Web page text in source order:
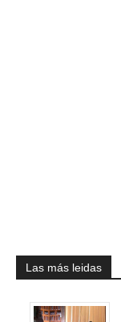
Las más leidas